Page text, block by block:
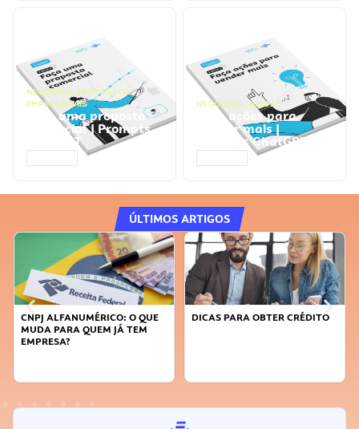
NEGÓCIOS, PROCESSOS
EMPRESARIAIS
Faça uma proposta
comercial | Prompts
ChatGPT
NEGÓCIOS, VENDAS
Faça ações para
vender mais |
Prompts ChatGPT
ÚLTIMOS ARTIGOS
CNPJ ALFANUMÉRICO: O QUE
MUDA PARA QUEM JÁ TEM
EMPRESA?
DICAS PARA OBTER CRÉDITO